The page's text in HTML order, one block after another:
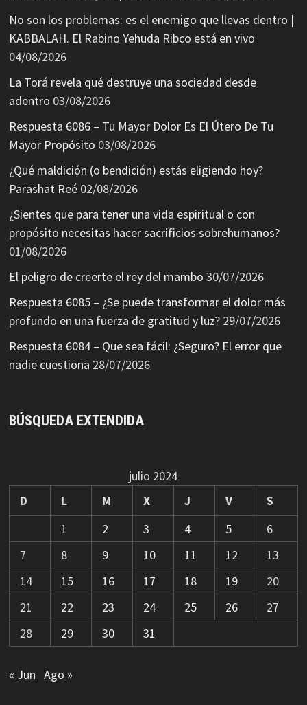
No son los problemas: es el enemigo que llevas dentro |
KABBALAH. El Rabino Yehuda Ribco está en vivo
04/08/2026
La Torá revela qué destruye una sociedad desde
adentro 03/08/2026
Respuesta 6086 – Tu Mayor Dolor Es El Útero De Tu
Mayor Propósito 03/08/2026
¿Qué maldición (o bendición) estás eligiendo hoy?
Parashat Reé 02/08/2026
¿Sientes que para tener una vida espiritual o con
propósito necesitas hacer sacrificios sobrehumanos?
01/08/2026
El peligro de creerte el rey del mambo 30/07/2026
Respuesta 6085 – ¿Se puede transformar el dolor más
profundo en una fuerza de gratitud y luz? 29/07/2026
Respuesta 6084 – Que sea fácil: ¿Seguro? El error que
nadie cuestiona 28/07/2026
BÚSQUEDA EXTENDIDA
julio 2024
D
L M X J V
S
1
2 3 4 5
6
7
8 9 10 11 12
13
14
15 16 17 18 19
20
21
22 23 24 25 26
27
28
29 30 31
« Jun Ago »